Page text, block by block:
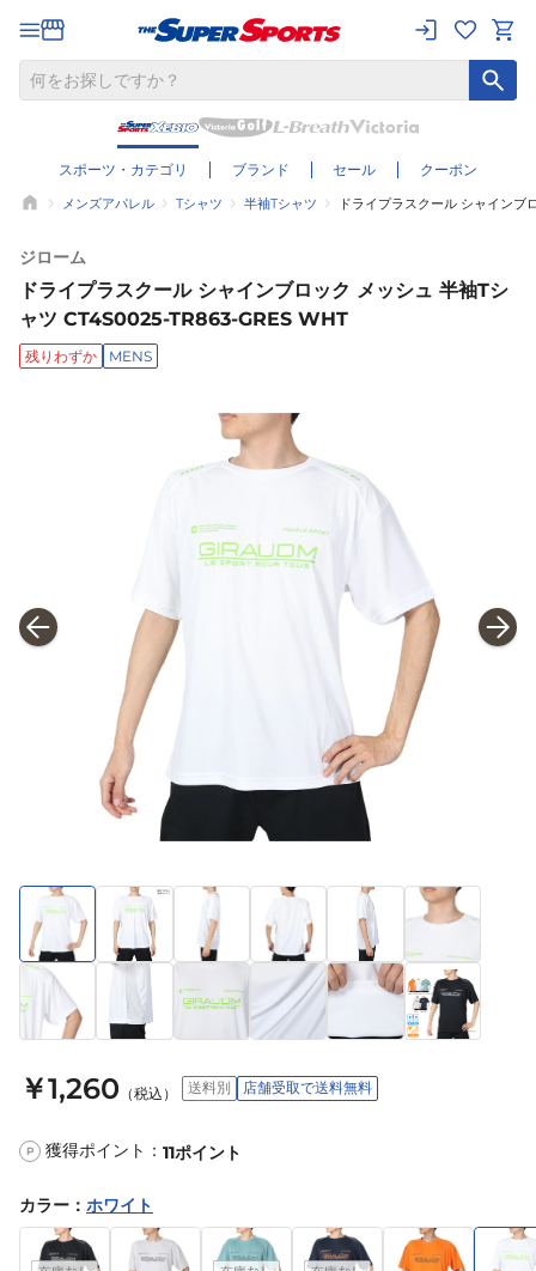
スポーツ・カテゴリ ブランド セール クーポン
メンズアパレル Tシャツ 半袖Tシャツ ドライプラスクール シャイン
ジローム
ドライプラスクール シャインブロック メッシュ 半袖Tシ
ャツ CT4S0025-TR863-GRES WHT
残りわずか MENS
￥1,260 （税込） 送料別 店舗受取で送料無料
P 獲得ポイント： 11ポイント
カラー ： ホワイト